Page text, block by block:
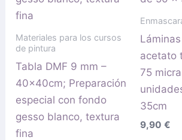
Materiales para los cursos
de pintura
Tabla DMF 9 mm –
40x40cm; Preparación
especial con fondo
gesso blanco, textura
fina
acetato
75
35cm
9,90 €